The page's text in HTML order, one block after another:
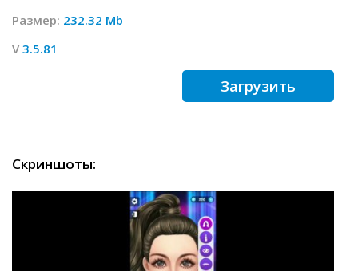
Размер: 232.32 Mb
V 3.5.81
Загрузить
Скриншоты: